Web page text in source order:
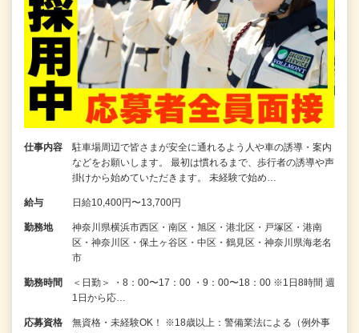
仕事内容
駐車場周辺で皆さまが安全に通れるよう人や車の誘導・案内
などをお願いします。 最初は慣れるまで、歩行者の誘導や声
掛けから始めていただきます。 未経験で始め…
給与 日給10,400円〜13,700円
勤務地
神奈川県横浜市西区・南区・旭区・港北区・戸塚区・港南
区・神奈川区・保土ヶ谷区・中区・鶴見区・神奈川県海老名
市
勤務時間
＜日勤＞ ・8：00〜17：00 ・9：00〜18：00 ※1日8時間 週
1日から応…
応募資格
無資格・未経験OK！ ※18歳以上：警備業法による（例外事